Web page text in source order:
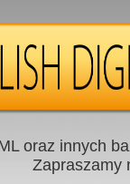
oraz innych
Zapraszamy